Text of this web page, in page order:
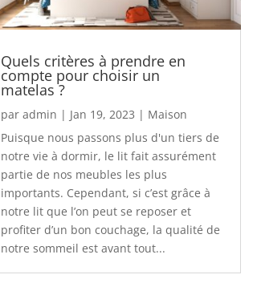
Quels critères à prendre en
compte pour choisir un
matelas ?
paradmin | Jan 19, 2023 | Maison
Puisque nous passons plus d'un tiers de
notre vie à dormir, le lit fait assurément
partie de nos meubles les plus
importants. Cependant, si c’est grâce à
notre lit que l’on peut se reposer et
profiter d’un bon couchage, la qualité de
notre sommeil est avant tout...